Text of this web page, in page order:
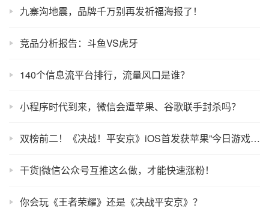
九寨沟地震，品牌千万别再发祈福海报了！
竞品分析报告：斗鱼VS虎牙
140个信息流平台排行，流量风口是谁？
小程序时代到来，微信会遭苹果、谷歌联手封杀吗？
双榜前二！《决战！平安京》iOS首发获苹果”今日游戏”重磅推荐
干货|微信公众号互推这么做，才能快速涨粉！
你会玩《王者荣耀》还是《决战平安京》？